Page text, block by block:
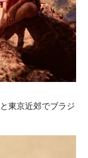
東京近郊でブラジ